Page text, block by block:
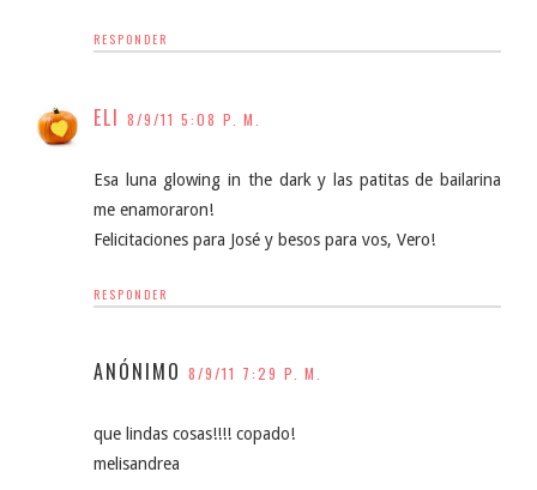
RESPONDER
ELI 8/9/11 5:08 P. M.
Esa luna glowing in the dark y las patitas de bailarina
me enamoraron!
Felicitaciones para José y besos para vos, Vero!
RESPONDER
ANÓNIMO 8/9/11 7:29 P. M.
que lindas cosas!!!! copado!
melisandrea